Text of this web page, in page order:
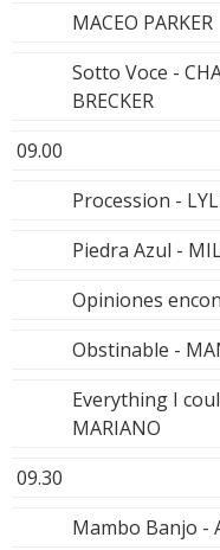
MACEO PARKER
Sotto Voce -
BRECKER
09.00
Procession -
Piedra Azul -
Opiniones
Obstinable -
Everything I
MARIANO
09.30
Mambo Banjo -